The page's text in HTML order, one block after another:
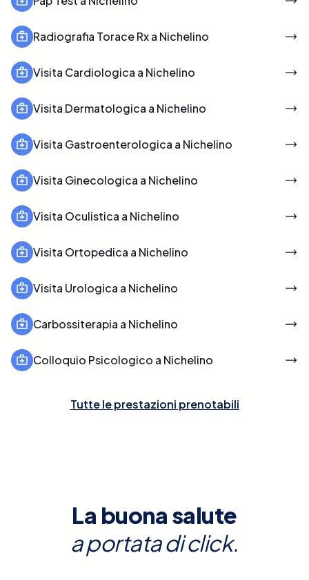
Radiografia Torace Rx a Nichelino
Visita Cardiologica a Nichelino
Visita Dermatologica a Nichelino
Visita Gastroenterologica a Nichelino
Visita Ginecologica a Nichelino
Visita Oculistica a Nichelino
Visita Ortopedica a Nichelino
Visita Urologica a Nichelino
Carbossiterapia a Nichelino
Colloquio Psicologico a Nichelino
Tutte le prestazioni prenotabili
La buona salute
a portata di click.